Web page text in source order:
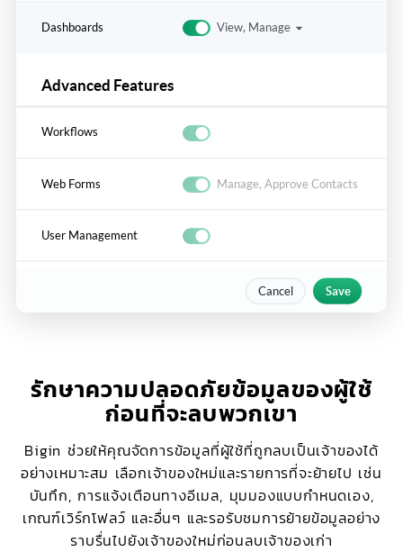
รักษาความปลอดภัยข้อมูลของผู้ใช้
ก่อนที่จะลบพวกเขา
Bigin ช่วยให้คุณจัดการข้อมูลที่ผู้ใช้ที่ถูกลบเป็นเจ้าของได้
อย่างเหมาะสม เลือกเจ้าของใหม่และรายการที่จะย้ายไป เช่น
บันทึก, การแจ้งเตือนทางอีเมล, มุมมองแบบกำหนดเอง,
เกณฑ์เวิร์กโฟลว์ และอื่นๆ และรอรับชมการย้ายข้อมูลอย่าง
ราบรื่นไปยังเจ้าของใหม่ก่อนลบเจ้าของเก่า